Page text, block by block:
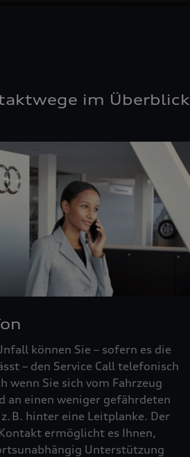
im Überblick
können Sie – sofern es die
– den Service Call telefonisch
wenn Sie sich vom Fahrzeug
an einen weniger gefährdeten
B. hinter eine Leitplanke. Der
ermöglicht es Ihnen,
Unterstützung